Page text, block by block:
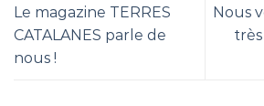
Le magazine TERRES
CATALANES parle de
nous !
Nous